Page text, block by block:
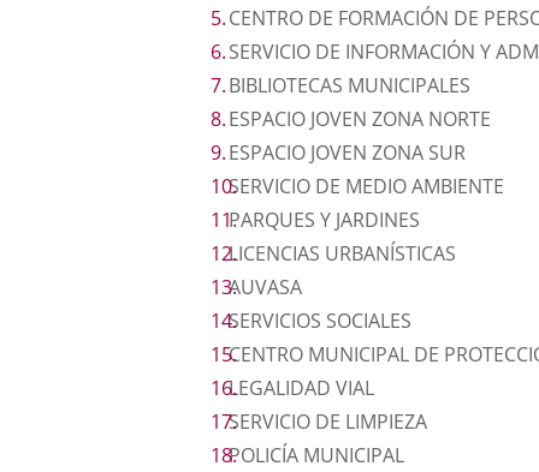
CENTRO DE FORMACIÓN DE
SERVICIO DE INFORMACIÓN Y
BIBLIOTECAS MUNICIPALES
ESPACIO JOVEN ZONA NORTE
ESPACIO JOVEN ZONA SUR
SERVICIO DE MEDIO AMBIENTE
PARQUES Y JARDINES
LICENCIAS URBANÍSTICAS
AUVASA
SERVICIOS SOCIALES
CENTRO MUNICIPAL DE
LEGALIDAD VIAL
SERVICIO DE LIMPIEZA
POLICÍA MUNICIPAL